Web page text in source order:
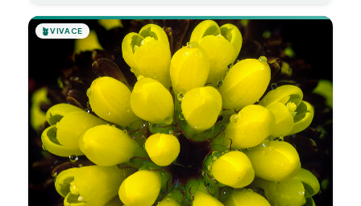
🪴VIVACE